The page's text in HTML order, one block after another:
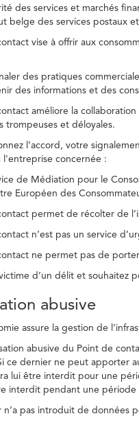
des services et marchés
belge des services postaux
vise à offrir aux
des pratiques
des informations et des
améliore la
trompeuses et déloyales.
l’accord, votre
l'entreprise concernée :
de Médiation pour le
Européen des
permet de récolter de
n’est pas un service
ne permet pas de
d’un délit et souhaitez
abusive
assure la gestion de
abusive du Point de
ce dernier ne peut apporter
lui être interdit pour une
interdit pendant une période
n’a pas introduit de